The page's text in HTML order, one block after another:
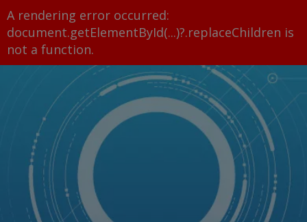
A rendering error occurred:
document.getElementById(...)?.replaceChildren is
not a function.